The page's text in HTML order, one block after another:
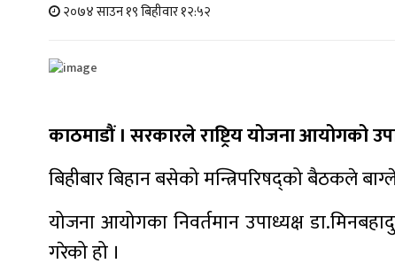
२०७४ साउन १९ बिहीवार १२:५२
काठमाडौं । सरकारले राष्ट्रिय योजना आयोगको
बिहीबार बिहान बसेको मन्त्रिपरिषद्को बैठकले
योजना आयोगका निवर्तमान उपाध्यक्ष
गरेको हो ।